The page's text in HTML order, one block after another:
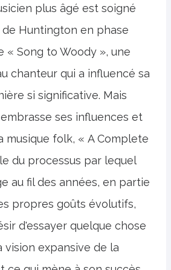
plus âgé est soigné
Huntington en phase
« Song to Woody », une
chanteur qui a influencé sa
si significative. Mais
ses influences et
musique folk, « A Complete
du processus par lequel
au fil des années, en partie
propres goûts évolutifs,
d'essayer quelque chose
vision expansive de la